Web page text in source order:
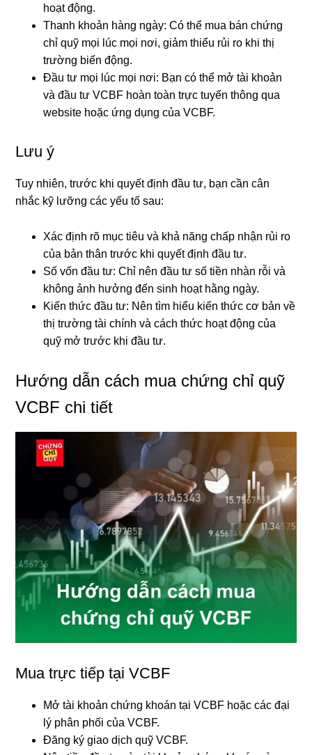
hoạt động.
Thanh khoản hàng ngày: Có thể mua bán chứng
chỉ quỹ mọi lúc mọi nơi, giảm thiểu rủi ro khi thị
trường biến động.
Đầu tư mọi lúc mọi nơi: Bạn có thể mở tài khoản
và đầu tư VCBF hoàn toàn trực tuyến thông qua
website hoặc ứng dụng của VCBF.
Lưu ý
Tuy nhiên, trước khi quyết định đầu tư, bạn cần cân
nhắc kỹ lưỡng các yếu tố sau:
Xác định rõ mục tiêu và khả năng chấp nhận rủi ro
của bản thân trước khi quyết định đầu tư.
Số vốn đầu tư: Chỉ nên đầu tư số tiền nhàn rỗi và
không ảnh hưởng đến sinh hoạt hằng ngày.
Kiến thức đầu tư: Nên tìm hiểu kiến thức cơ bản về
thị trường tài chính và cách thức hoạt động của
quỹ mở trước khi đầu tư.
Hướng dẫn cách mua chứng chỉ quỹ
VCBF chi tiết
Mua trực tiếp tại VCBF
Mở tài khoản chứng khoán tại VCBF hoặc các đại
lý phân phối của VCBF.
Đăng ký giao dịch quỹ VCBF.